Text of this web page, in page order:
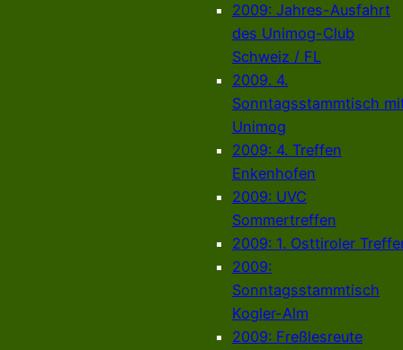
2009: Jahres-Ausfahrt
des Unimog-Club
Schweiz / FL
2009. 4.
Sonntagsstammtisch
Unimog
2009: 4. Treffen
Enkenhofen
2009: UVC
Sommertreffen
2009: 1. Osttiroler
2009:
Sonntagsstammtisch
Kogler-Alm
2009: Freßlesreute